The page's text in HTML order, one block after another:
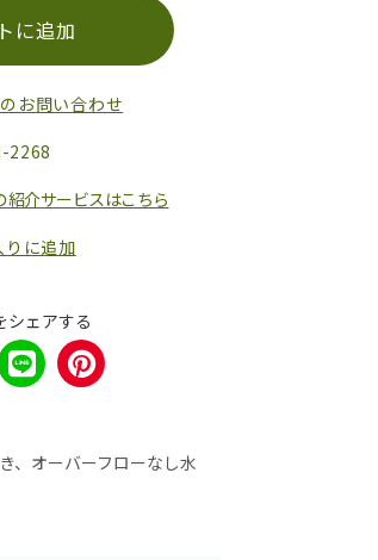
に追加
お問い合わせ
2268
紹介サービスはこちら
りに追加
シェアする
、オーバーフローなし水